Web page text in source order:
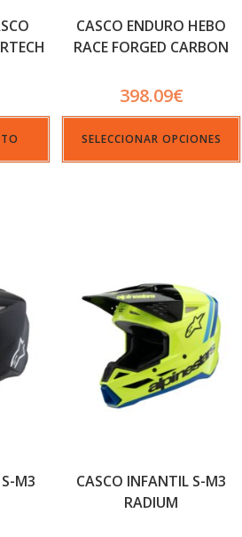
CASCO ENDURO HEBO
RACE FORGED CARBON
398.09€
SELECCIONAR OPCIONES
M3
CASCO INFANTIL S-M3
RADIUM